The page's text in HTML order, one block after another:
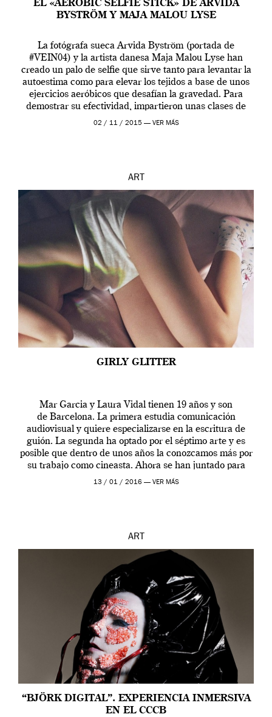
EL «AEROBIC SELFIE STICK» DE ARVIDA
BYSTRÖM Y MAJA MALOU LYSE
La fotógrafa sueca Arvida Byström (portada de
#VEIN04) y la artista danesa Maja Malou Lyse han
creado un palo de selfie que sirve tanto para levantar la
autoestima como para elevar los tejidos a base de unos
ejercicios aeróbicos que desafían la gravedad. Para
demostrar su efectividad, impartieron unas clases de
prueba en el Tate […]
02 / 11 / 2015 — VER MÁS
ART
GIRLY GLITTER
Mar Garcia y Laura Vidal tienen 19 años y son
de Barcelona. La primera estudia comunicación
audiovisual y quiere especializarse en la escritura de
guión. La segunda ha optado por el séptimo arte y es
posible que dentro de unos años la conozcamos más por
su trabajo como cineasta. Ahora se han juntado para
contarnos una […]
13 / 01 / 2016 — VER MÁS
ART
“BJÖRK DIGITAL”. EXPERIENCIA INMERSIVA
EN EL CCCB